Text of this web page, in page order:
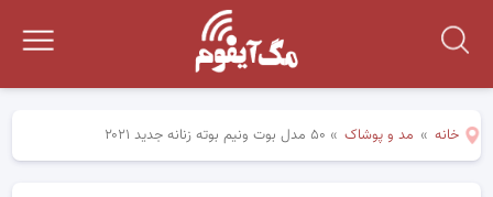
خانه » مد و پوشاک » ۵۰ مدل بوت ونیم بوته زنانه جدید ۲۰۲۱